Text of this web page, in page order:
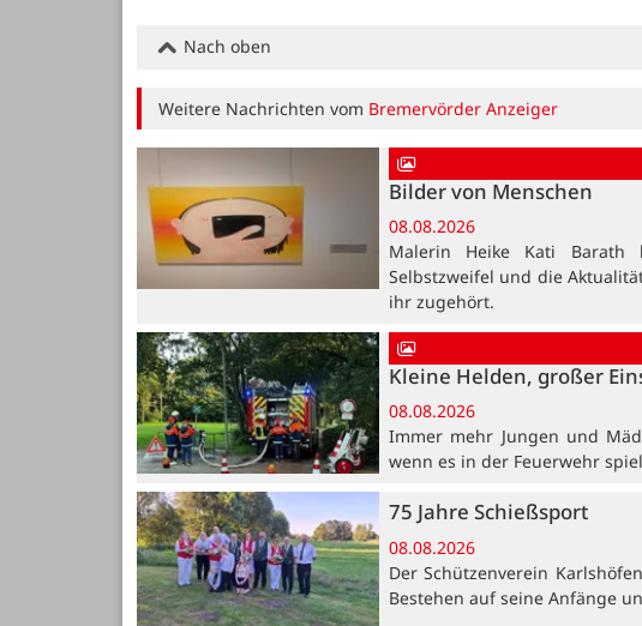
Nach oben
Weitere Nachrichten vom Bremervörder Anzeiger
Bilder von Menschen
08.08.2026
Malerin Heike Kati Barath
Selbstzweifel und die
ihr zugehört.
Kleine Helden, großer
08.08.2026
Immer mehr Jungen und
wenn es in der Feuerwehr
75 Jahre Schießsport
08.08.2026
Der Schützenverein
Bestehen auf seine Anfänge